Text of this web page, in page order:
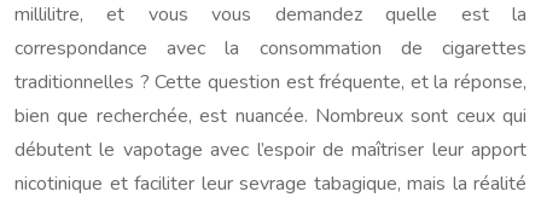
millilitre, et vous vous demandez quelle est la
correspondance avec la consommation de cigarettes
traditionnelles ? Cette question est fréquente, et la réponse,
bien que recherchée, est nuancée. Nombreux sont ceux qui
débutent le vapotage avec l’espoir de maîtriser leur apport
nicotinique et faciliter leur sevrage tabagique, mais la réalité